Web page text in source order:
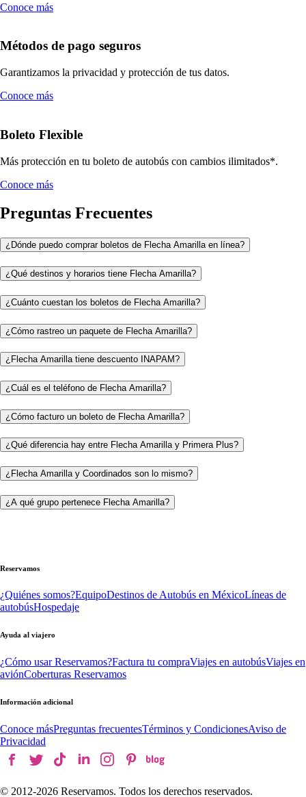
Conoce más
Métodos de pago seguros
Garantizamos la privacidad y protección de tus datos.
Conoce más
Boleto Flexible
Más protección en tu boleto de autobús con cambios ilimitados*.
Conoce más
Preguntas Frecuentes
¿Dónde puedo comprar boletos de Flecha Amarilla en línea?
¿Qué destinos y horarios tiene Flecha Amarilla?
¿Cuánto cuestan los boletos de Flecha Amarilla?
¿Cómo rastreo un paquete de Flecha Amarilla?
¿Flecha Amarilla tiene descuento INAPAM?
¿Cuál es el teléfono de Flecha Amarilla?
¿Cómo facturo un boleto de Flecha Amarilla?
¿Qué diferencia hay entre Flecha Amarilla y Primera Plus?
¿Flecha Amarilla y Coordinados son lo mismo?
¿A qué grupo pertenece Flecha Amarilla?
Reservamos
¿Quiénes somos?EquipoDestinos de Autobús en MéxicoLíneas de
autobúsHospedaje
Ayuda al viajero
¿Cómo usar Reservamos?Factura tu compraViajes en autobúsViajes en
aviónCoberturas Reservamos
Información adicional
Conoce másPreguntas frecuentesTérminos y CondicionesAviso de
Privacidad
© 2012-2026 Reservamos. Todos los derechos reservados.